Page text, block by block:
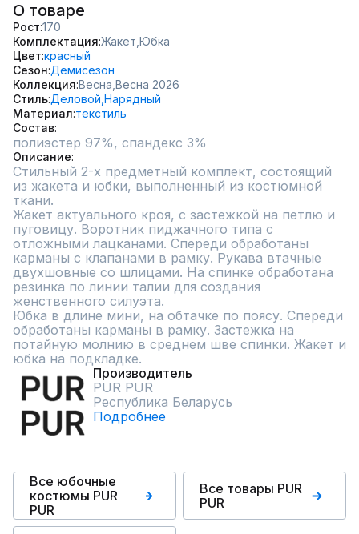
О товаре
Рост 170
Комплектация Жакет, Юбка
Цвет красный
Сезон Демисезон
Коллекция Весна, Весна 2026
Стиль Деловой, Нарядный
Материал текстиль
Состав
полиэстер 97%, спандекс 3%
Описание
Стильный 2-х предметный комплект, состоящий
из жакета и юбки, выполненный из костюмной
ткани.
Жакет актуального кроя, с застежкой на петлю и
пуговицу. Воротник пиджачного типа с
отложными лацканами. Спереди обработаны
карманы с клапанами в рамку. Рукава втачные
двухшовные со шлицами. На спинке обработана
резинка по линии талии для создания
женственного силуэта.
Юбка в длине мини, на обтачке по поясу. Спереди
обработаны карманы в рамку. Застежка на
потайную молнию в среднем шве спинки. Жакет и
юбка на подкладке.
Производитель
PUR PUR
Республика Беларусь
Подробнее
Все юбочные
костюмы PUR
PUR
Все товары PUR
PUR